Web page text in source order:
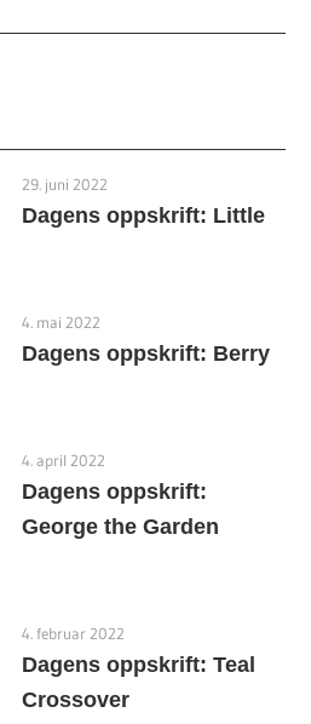
29. juni 2022
Dagens oppskrift: Little
4. mai 2022
Dagens oppskrift: Berry
4. april 2022
Dagens oppskrift:
George the Garden
4. februar 2022
Dagens oppskrift: Teal
Crossover